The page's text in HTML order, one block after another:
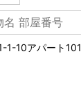
1-10アパート101